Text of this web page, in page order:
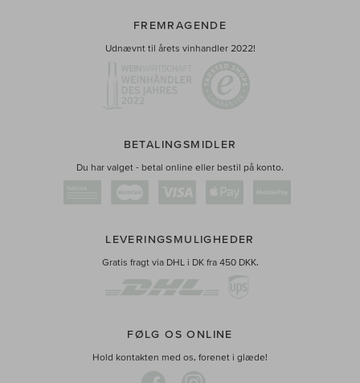
FREMRAGENDE
Udnævnt til årets vinhandler 2022!
BETALINGSMIDLER
Du har valget - betal online eller bestil på konto.
LEVERINGSMULIGHEDER
Gratis fragt via DHL i DK fra 450 DKK.
FØLG OS ONLINE
Hold kontakten med os, forenet i glæde!